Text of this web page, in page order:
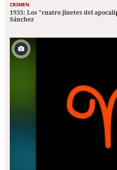
CRIMEN
1935: Los "cuatro jinetes del
Sánchez